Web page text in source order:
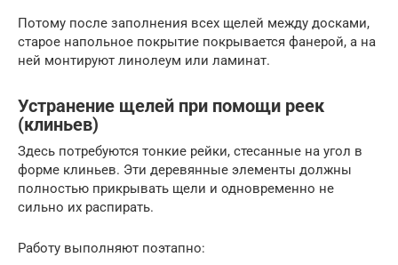
Потому после заполнения всех щелей между досками,
старое напольное покрытие покрывается фанерой, а на
ней монтируют линолеум или ламинат.
Устранение щелей при помощи реек
(клиньев)
Здесь потребуются тонкие рейки, стесанные на угол в
форме клиньев. Эти деревянные элементы должны
полностью прикрывать щели и одновременно не
сильно их распирать.
Работу выполняют поэтапно: